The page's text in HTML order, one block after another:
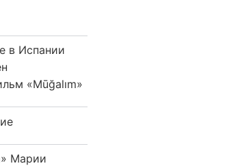
в Испании
«Mūğalım»
Марии